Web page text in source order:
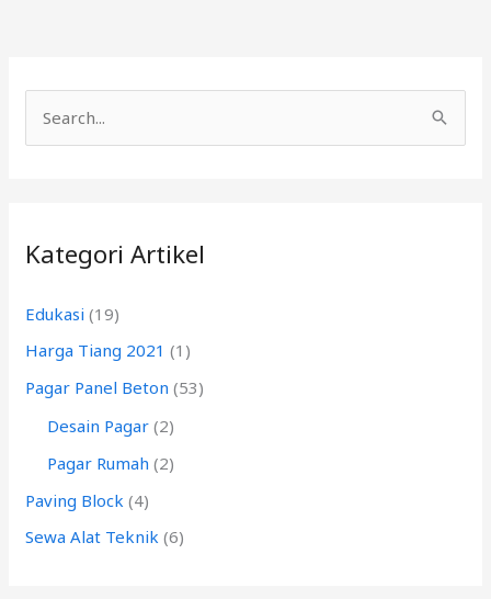
u
t
u
k
Kategori Artikel
Edukasi (19)
Harga Tiang 2021 (1)
Pagar Panel Beton (53)
Desain Pagar (2)
Pagar Rumah (2)
Paving Block (4)
Sewa Alat Teknik (6)